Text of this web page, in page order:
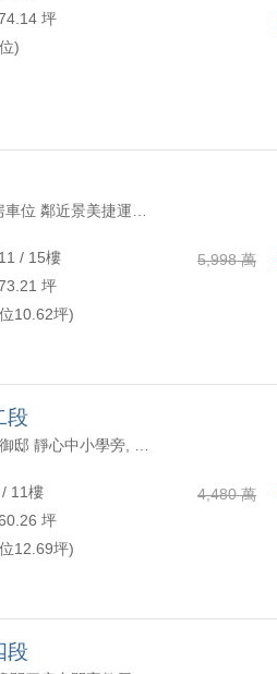
坪
)
/ 15樓
坪
10.62坪)
5,998 萬
段
11樓
坪
12.69坪)
4,480 萬
段